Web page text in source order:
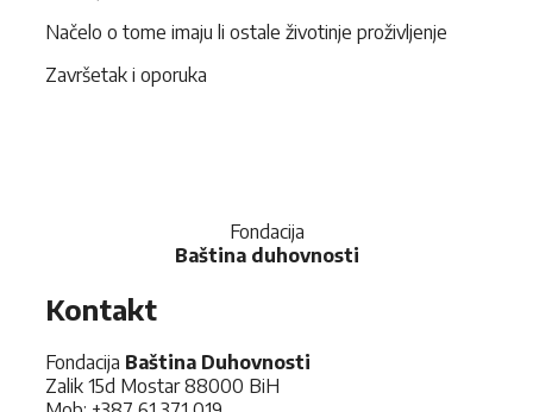
Načelo o tome imaju li ostale životinje proživljenje
Završetak i oporuka
Fondacija
Baština duhovnosti
Kontakt
Fondacija Baština Duhovnosti
Zalik 15d Mostar 88000 BiH